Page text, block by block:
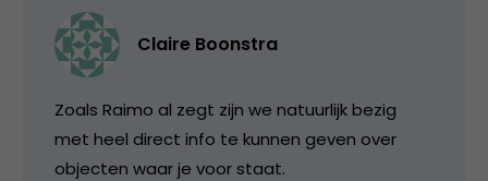
Claire Boonstra
Zoals Raimo al zegt zijn we natuurlijk bezig
met heel direct info te kunnen geven over
objecten waar je voor staat.